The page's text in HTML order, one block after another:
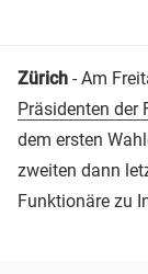
Zürich - Am
Präsidenten der
dem ersten
zweiten dann
Funktionäre zu